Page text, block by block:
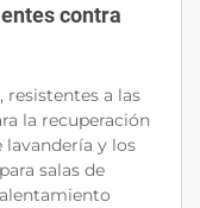
contra
resistentes a las
la recuperación
y los
salas de